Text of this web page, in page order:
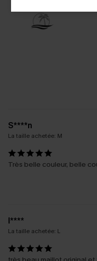
S****n
La taille achetée: M
Très belle couleur, belle
l****
La taille achetée: L